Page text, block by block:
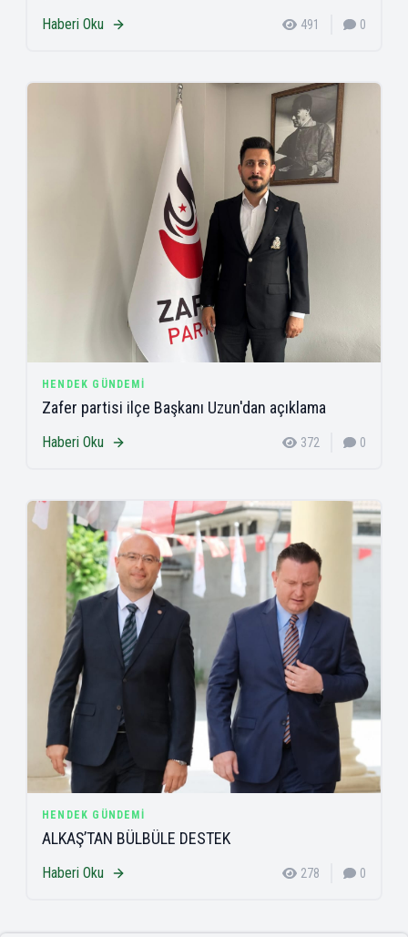
Haberi Oku 491 0
HENDEK GÜNDEMI
Zafer partisi ilçe Başkanı Uzun'dan açıklama
Haberi Oku 372 0
HENDEK GÜNDEMI
ALKAŞ’TAN BÜLBÜLE DESTEK
Haberi Oku 278 0